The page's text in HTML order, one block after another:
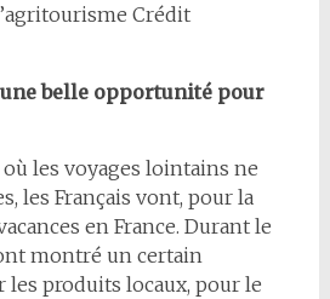
Crédit
belle opportunité pour
les voyages lointains ne
les Français vont, pour la
en France. Durant le
montré un certain
produits locaux, pour le